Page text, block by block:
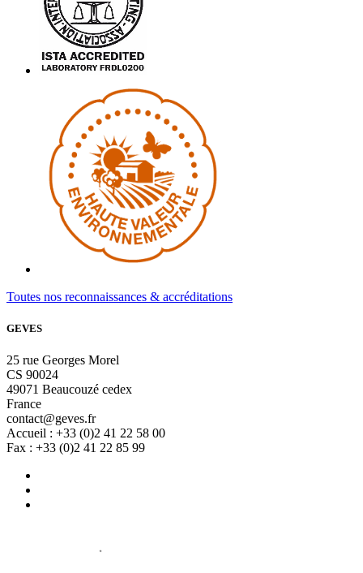
Toutes nos reconnaissances & accréditations
GEVES
25 rue Georges Morel
CS 90024
49071 Beaucouzé cedex
France
contact@geves.fr
Accueil : +33 (0)2 41 22 58 00
Fax : +33 (0)2 41 22 85 99